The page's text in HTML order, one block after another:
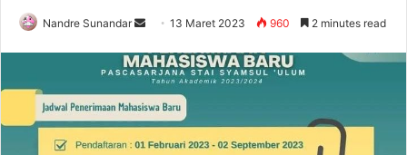
Nandre Sunandar
Send
email
13 Maret 2023 960 2 minutes read